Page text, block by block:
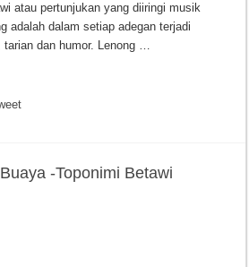
atau pertunjukan yang diiringi musik
adalah dalam setiap adegan terjadi
dan humor. Lenong …
-Toponimi Betawi